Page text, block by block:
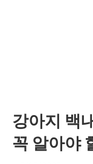
강아지 백
꼭 알아야